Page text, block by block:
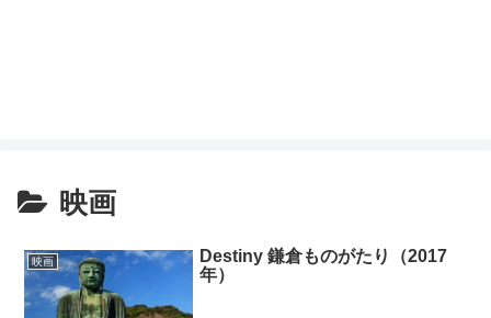
映画
映画
Destiny 鎌倉ものがたり（2017
年）